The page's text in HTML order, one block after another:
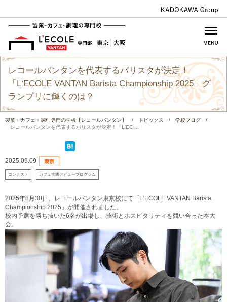
レコールバンタンを代表するバリスタが決定！
「L‘ECOLE VANTAN Barista Championship 2025」グ
ランプリに輝くのは？
製菓・カフェ・調理専門の学校【レコールバンタン】 / トピックス / 学校ブログ
/
レコールバンタンを代表するバリスタが決定！「L‘EC ...
2025.09.09
コンテスト カフェ実践デビュープログラム
2025年8月30日、レコールバンタン東京校にて「L‘ECOLE VANTAN Barista
Championship 2025」が開催されました。
校内予選を勝ち抜いた6名が出場し、技術とホスピタリティを競い合った本大
会。